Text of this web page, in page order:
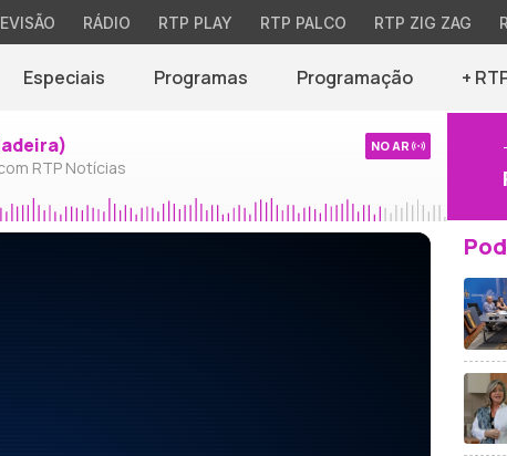
RÁDIO RTP PLAY RTP PALCO RTP ZIG ZAG
Especiais Programas Programação +
RTP Notícias
NO AR